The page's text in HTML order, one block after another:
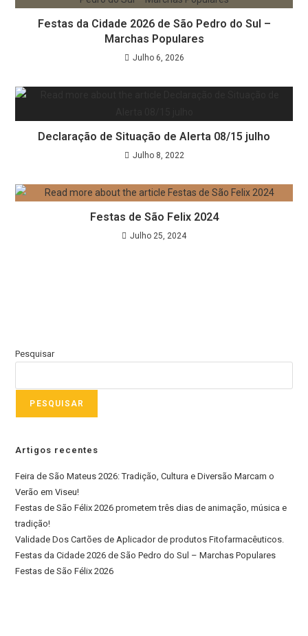
Festas da Cidade 2026 de São Pedro do Sul –
Marchas Populares
Julho 6, 2026
Declaração de Situação de Alerta 08/15 julho
Julho 8, 2022
Festas de São Felix 2024
Julho 25, 2024
Pesquisar
PESQUISAR
Artigos recentes
Feira de São Mateus 2026: Tradição, Cultura e Diversão Marcam o
Verão em Viseu!
Festas de São Félix 2026 prometem três dias de animação, música e
tradição!
Validade Dos Cartões de Aplicador de produtos Fitofarmacêuticos.
Festas da Cidade 2026 de São Pedro do Sul – Marchas Populares
Festas de São Félix 2026